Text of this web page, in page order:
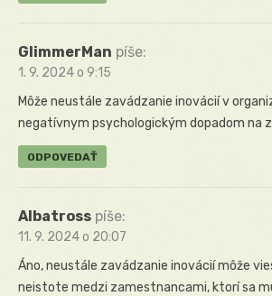
GlimmerMan píše:
1. 9. 2024 o 9:15
Môže neustále zavádzanie inovácií v
negatívnym psychologickým dopadom na
ODPOVEDAŤ
Albatross píše:
11. 9. 2024 o 20:07
Áno, neustále zavádzanie inovácií môže
neistote medzi zamestnancami, ktorí sa